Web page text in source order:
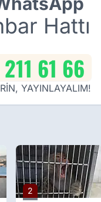
Hattı
61 66
YAYINLAYALIM!
2